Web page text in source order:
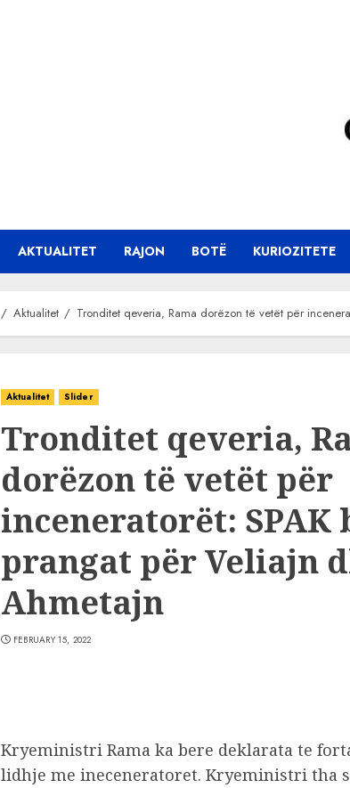
AKTUALITET RAJON BOTË KURIOZITETE
Aktualitet Tronditet qeveria, Rama dorëzon të vetët për
Aktualitet Slider
Tronditet qeveria,
dorëzon të vetët për
inceneratorët: SPAK
prangat për Veliajn
Ahmetajn
FEBRUARY 15, 2022
Kryeministri Rama ka bere deklarata te
lidhje me ineceneratoret. Kryeministri tha